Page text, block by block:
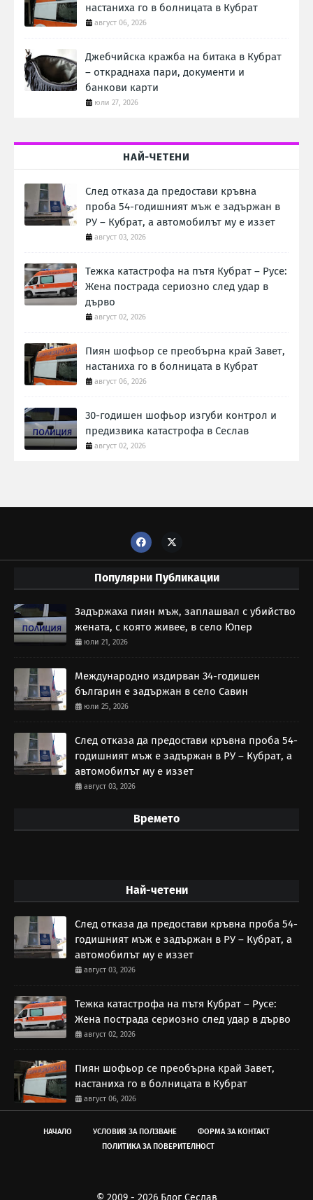
настаниха го в болницата в Кубрат
август 06, 2026
Джебчийска кражба на битака в Кубрат
– откраднаха пари, документи и
банкови карти
юли 27, 2026
НАЙ-ЧЕТЕНИ
След отказа да предостави кръвна
проба 54-годишният мъж е задържан в
РУ – Кубрат, а автомобилът му е иззет
август 03, 2026
Тежка катастрофа на пътя Кубрат – Русе:
Жена пострада сериозно след удар в
дърво
август 02, 2026
Пиян шофьор се преобърна край Завет,
настаниха го в болницата в Кубрат
август 06, 2026
30-годишен шофьор изгуби контрол и
предизвика катастрофа в Сеслав
август 02, 2026
Популярни Публикации
Задържаха пиян мъж, заплашвал с убийство
жената, с която живее, в село Юпер
юли 21, 2026
Международно издирван 34-годишен
българин е задържан в село Савин
юли 25, 2026
След отказа да предостави кръвна проба 54-
годишният мъж е задържан в РУ – Кубрат, а
автомобилът му е иззет
август 03, 2026
Времето
Най-четени
След отказа да предостави кръвна проба 54-
годишният мъж е задържан в РУ – Кубрат, а
автомобилът му е иззет
август 03, 2026
Тежка катастрофа на пътя Кубрат – Русе:
Жена пострада сериозно след удар в дърво
август 02, 2026
Пиян шофьор се преобърна край Завет,
настаниха го в болницата в Кубрат
август 06, 2026
НАЧАЛО УСЛОВИЯ ЗА ПОЛЗВАНЕ
ФОРМА ЗА КОНТАКТ
ПОЛИТИКА ЗА ПОВЕРИТЕЛНОСТ